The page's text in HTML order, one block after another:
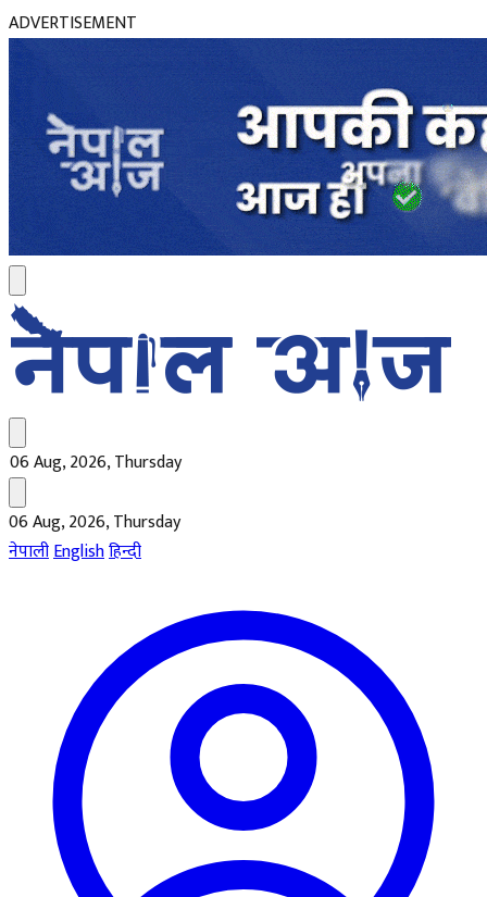
ADVERTISEMENT
06 Aug, 2026, Thursday
06 Aug, 2026, Thursday
नेपालीEnglishहिन्दी